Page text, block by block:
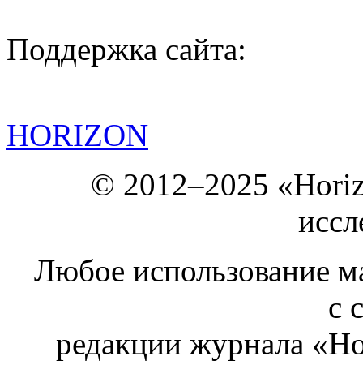
Поддержка сайта:
HORIZON
© 2012–2025
Любое использование
с
редакции журнала